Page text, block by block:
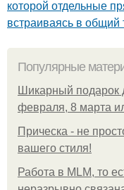
которой отдельные
встраиваясь в общий
Популярные
Шикарный подарок
февраля, 8 марта
Прическа - не
вашего стиля!
Работа в MLM, то